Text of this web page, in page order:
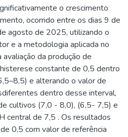
o crescimento
ocorrido entre os dias 9 de
agosto de 2025, utilizando o
e a metodologia aplicada no
da produção de
constante de 0,5 dentro
e alterando o valor de
dentro desse interval,
cultivos (7,0 - 8,0), (6,5- 7,5) e
central de 7,5 . Os resultados
0,5 com valor de referência